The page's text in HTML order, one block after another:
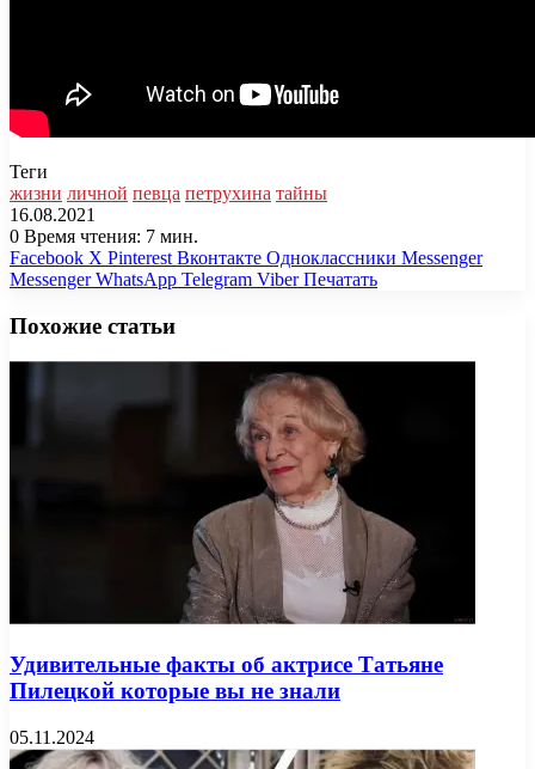
Теги
жизни личной певца петрухина тайны
16.08.2021
0 Время чтения: 7 мин.
Facebook X Pinterest Вконтакте Одноклассники Messenger
Messenger WhatsApp Telegram Viber Печатать
Похожие статьи
Удивительные факты об актрисе Татьяне
Пилецкой которые вы не знали
05.11.2024